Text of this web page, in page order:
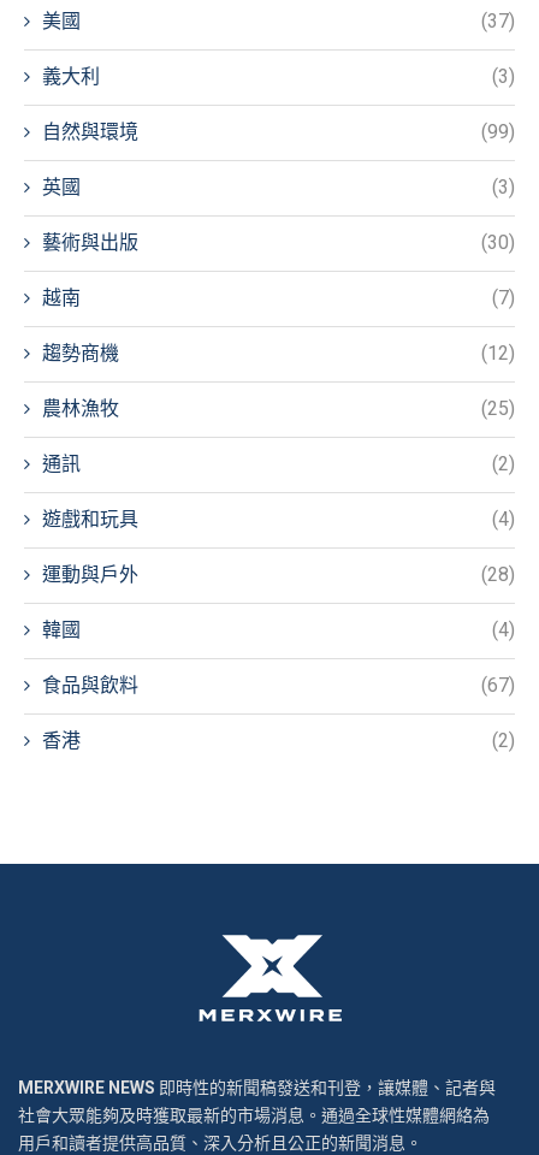
美國 (37)
義大利 (3)
自然與環境 (99)
英國 (3)
藝術與出版 (30)
越南 (7)
趨勢商機 (12)
農林漁牧 (25)
通訊 (2)
遊戲和玩具 (4)
運動與戶外 (28)
韓國 (4)
食品與飲料 (67)
香港 (2)
MERXWIRE NEWS 即時性的新聞稿發送和刊登，讓媒體、記者與
社會大眾能夠及時獲取最新的市場消息。通過全球性媒體網絡為
用戶和讀者提供高品質、深入分析且公正的新聞消息。